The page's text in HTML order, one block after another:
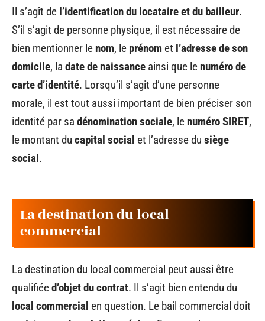
Il s’agît de l’identification du locataire et du bailleur.
S’il s’agit de personne physique, il est nécessaire de
bien mentionner le nom, le prénom et l’adresse de son
domicile, la date de naissance ainsi que le numéro de
carte d’identité. Lorsqu’il s’agit d’une personne
morale, il est tout aussi important de bien préciser son
identité par sa dénomination sociale, le numéro SIRET,
le montant du capital social et l’adresse du siège
social.
La destination du local
commercial
La destination du local commercial peut aussi être
qualifiéed’objet du contrat. Il s’agit bien entendu du
local commercial en question. Le bail commercial doit